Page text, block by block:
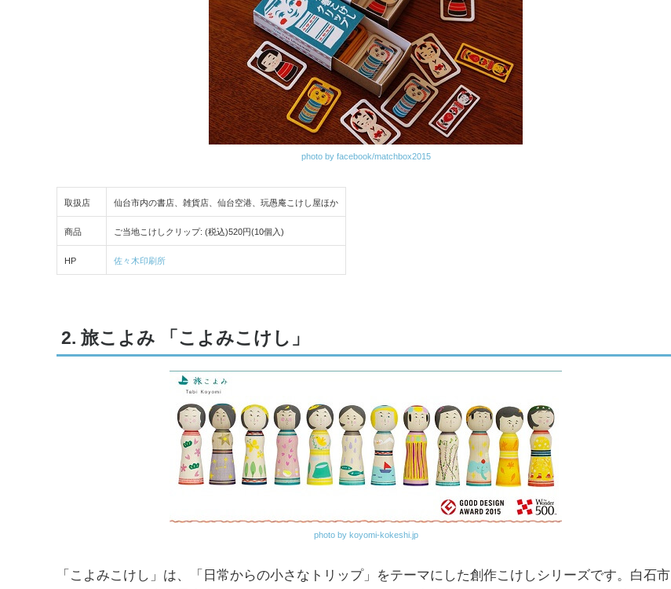
photo by facebook/matchbox2015
取扱店 仙台市内の書店、雑貨店、仙台空港、玩愚庵こけし屋ほか
商品 ご当地こけしクリップ: (税込)520円(10個入)
HP 佐々木印刷所
2. 旅こよみ 「こよみこけし」
photo by koyomi-kokeshi.jp
「こよみこけし」は、「日常からの小さなトリップ」をテーマにした創作こけしシリーズです。白石市